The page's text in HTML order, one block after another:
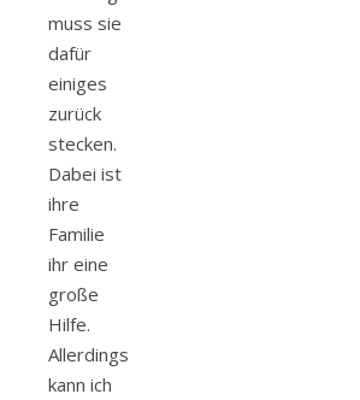
muss sie
dafür
einiges
zurück
stecken.
Dabei ist
ihre
Familie
ihr eine
große
Hilfe.
Allerdings
kann ich